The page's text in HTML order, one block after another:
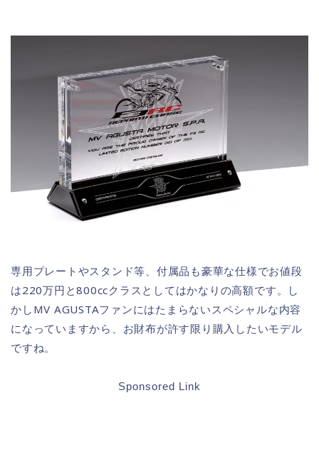
専用プレートやスタンド等、付属品も豪華な仕様でお値段
は220万円と800ccクラスとしてはかなりの高額です。し
かしMV AGUSTAファンにはたまらないスペシャルな内容
になっていますから、お財布が許す限り購入したいモデル
ですね。
Sponsored Link